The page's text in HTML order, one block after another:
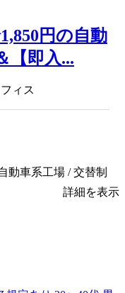
円の自動
【即入...
ィス
動車系工場 / 交替制
詳細を表示